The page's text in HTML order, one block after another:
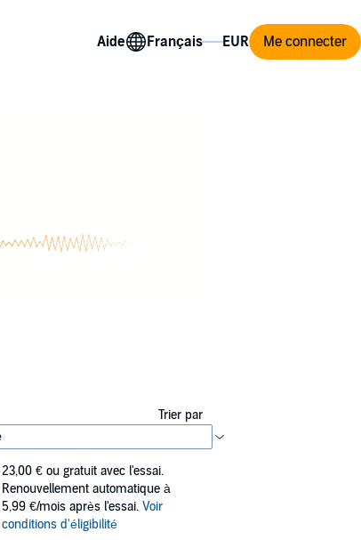
Aide Me connecter
Trier par
23,00 € ou gratuit avec l'essai.
Renouvellement automatique à
5,99 €/mois après l'essai. Voir
conditions d'éligibilité